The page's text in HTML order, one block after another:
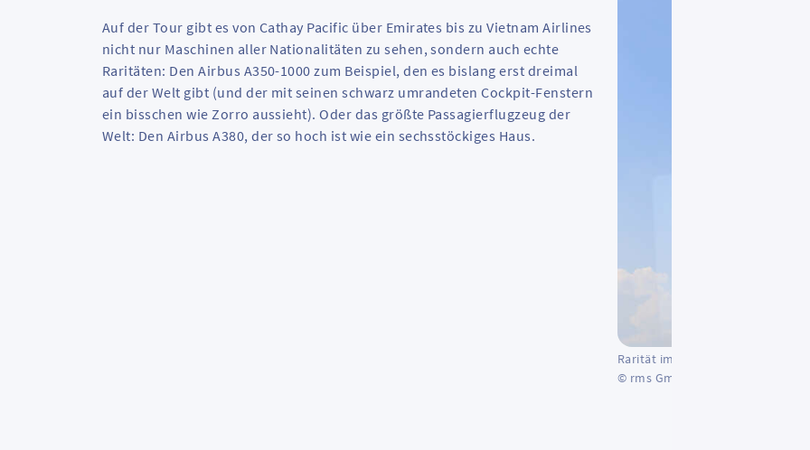
Auf der Tour gibt es von Cathay Pacific über Emirates bis zu Vietnam Airlines
nicht nur Maschinen aller Nationalitäten zu sehen, sondern auch echte
Raritäten: Den Airbus A350-1000 zum Beispiel, den es bislang erst dreimal
auf der Welt gibt (und der mit seinen schwarz umrandeten Cockpit-Fenstern
ein bisschen wie Zorro aussieht). Oder das größte Passagierflugzeug der
Welt: Den Airbus A380, der so hoch ist wie ein sechsstöckiges Haus.
Rarität im Zorro-Look: Den
© rms GmbH